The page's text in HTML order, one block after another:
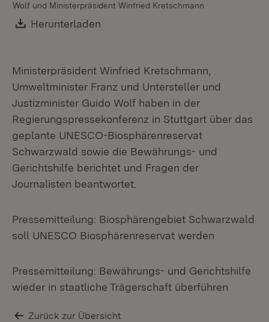
Wolf und Ministerpräsident Winfried Kretschmann
Download:
Herunterladen
Ministerpräsident Winfried Kretschmann,
Umweltminister Franz und Untersteller und
Justizminister Guido Wolf haben in der
Regierungspressekonferenz in Stuttgart über das
geplante UNESCO-Biosphärenreservat
Schwarzwald sowie die Bewährungs- und
Gerichtshilfe berichtet und Fragen der
Journalisten beantwortet.
Pressemitteilung: Biosphärengebiet Schwarzwald
soll UNESCO Biosphärenreservat werden
Pressemitteilung: Bewährungs- und Gerichtshilfe
wieder in staatliche Trägerschaft überführen
Zurück zur Übersicht